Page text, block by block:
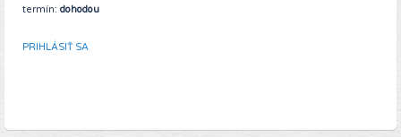
termín: dohodou
PRIHLÁSIŤ SA